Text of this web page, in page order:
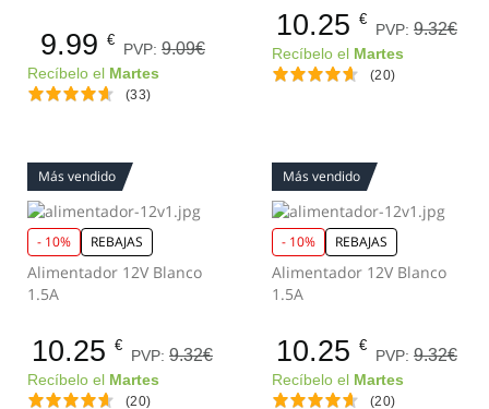
9.99 €
PVP: 9.09€
Recíbelo el Martes
(33)
10.25 €
PVP: 9.32€
Recíbelo el Martes
(20)
Más vendido
- 10% REBAJAS
Alimentador 12V Blanco
1.5A
10.25 €
PVP: 9.32€
Recíbelo el Martes
(20)
Más vendido
- 10% REBAJAS
Alimentador 12V Blanco
1.5A
10.25 €
PVP: 9.32€
Recíbelo el Martes
(20)